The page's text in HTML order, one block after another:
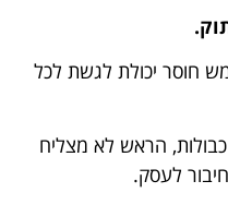
חוסר יכולת לגשת לכל
הראש לא מצליח
לעסק.